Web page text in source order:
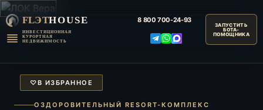
FLЭTHOUSE
ИНВЕСТИЦИОННАЯ
КУРОРТНАЯ
НЕДВИЖИМОСТЬ
8 800 700-24-93
♡В ИЗБРАННОЕ
ОЗДОРОВИТЕЛЬНЫЙ RESORT-КОМПЛЕКС